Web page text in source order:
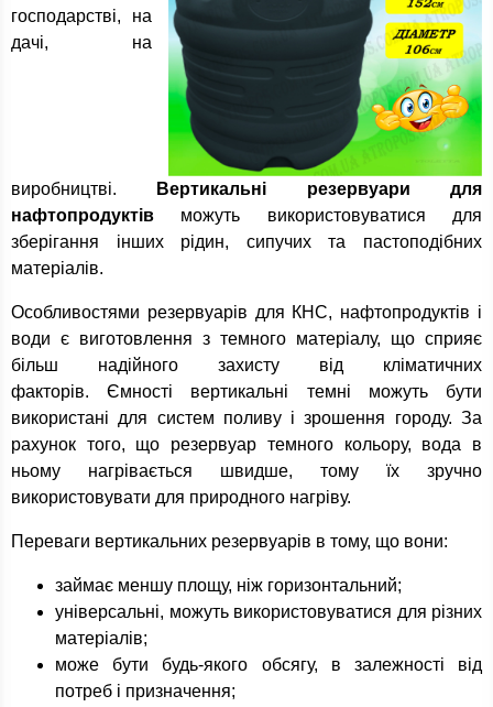
господарстві, на
дачі, на
виробництві.
Вертикальні резервуари для
нафтопродуктів можуть використовуватися для
зберігання інших рідин, сипучих та пастоподібних
матеріалів.
Особливостями резервуарів для КНС, нафтопродуктів і
води є виготовлення з темного матеріалу, що сприяє
більш надійного захисту від кліматичних
факторів. Ємності вертикальні темні можуть бути
використані для систем поливу і зрошення городу. За
рахунок того, що резервуар темного кольору, вода в
ньому нагрівається швидше, тому їх зручно
використовувати для природного нагріву.
Переваги вертикальних резервуарів в тому, що вони:
займає меншу площу, ніж горизонтальний;
універсальні, можуть використовуватися для різних
матеріалів;
може бути будь-якого обсягу, в залежності від
потреб і призначення;